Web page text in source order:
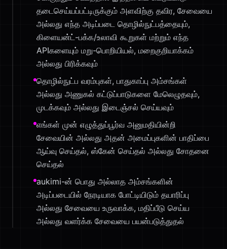
தடைசெய்யப்பட்டிருக்கும் அளவிற்கு தவிர, சேவையை
அல்லது எந்த அடிப்படை தொழில்நுட்பத்தையும்,
கிளையன்ட்-பக்க/உலாவி கூறுகள் மற்றும் எந்த
APIகளையும் மறு-பொறியியல், மறைகுறியாக்கம்
அல்லது பிரிக்கவும்
தொழில்நுட்ப வரம்புகள், பாதுகாப்பு அம்சங்கள்
அல்லது அணுகல் கட்டுப்பாடுகளை மேலெழுதவும்,
முடக்கவும் அல்லது இடைஞ்சல் செய்யவும்
எங்கள் முன் எழுத்துப்பூர்வ அனுமதியின்றி
சேவையின் அல்லது அதன் அமைப்புகளின் பாதிப்பை
ஆய்வு செய்தல், ஸ்கேன் செய்தல் அல்லது சோதனை
செய்தல்
aukimi-ன் பொது அல்லாத அம்சங்களின்
அடிப்படையில் நேரடியாக போட்டியிடும் தயாரிப்பு
அல்லது சேவையை உருவாக்க, மதிப்பீடு செய்ய
அல்லது வளர்க்க சேவையை பயன்படுத்துதல்